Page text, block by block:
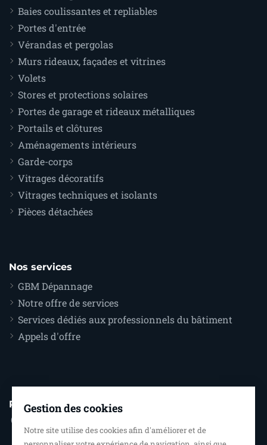
Baies coulissantes et repliables
Portes d'entrée
Vérandas et pergolas
Murs rideaux, façades et vitrines
Volets
Stores et protections solaires
Portes de garage et rideaux métalliques
Portails et clôtures
Aménagements intérieurs
Garde-corps
Vitrages décoratifs
Vitrages techniques et isolants
Pièces détachées
Nos services
GBM Dépannage
Notre offre de services
Services dédiés aux professionnels du bâtiment
Appels d'offre
Pour nous contacter
254 rue Jean Perrin
Gestion des cookies
Notre site utilise des cookies afin d'améliorer et de